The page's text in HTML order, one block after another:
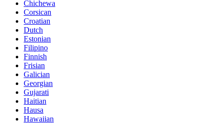
Chichewa
Corsican
Croatian
Dutch
Estonian
Filipino
Finnish
Frisian
Galician
Georgian
Gujarati
Haitian
Hausa
Hawaiian